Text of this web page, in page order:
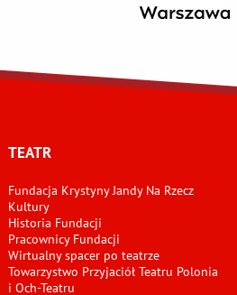
TEATR
Fundacja Krystyny Jandy Na Rzecz
Kultury
Historia Fundacji
Pracownicy Fundacji
Wirtualny spacer po teatrze
Towarzystwo Przyjaciół Teatru Polonia
i Och-Teatru